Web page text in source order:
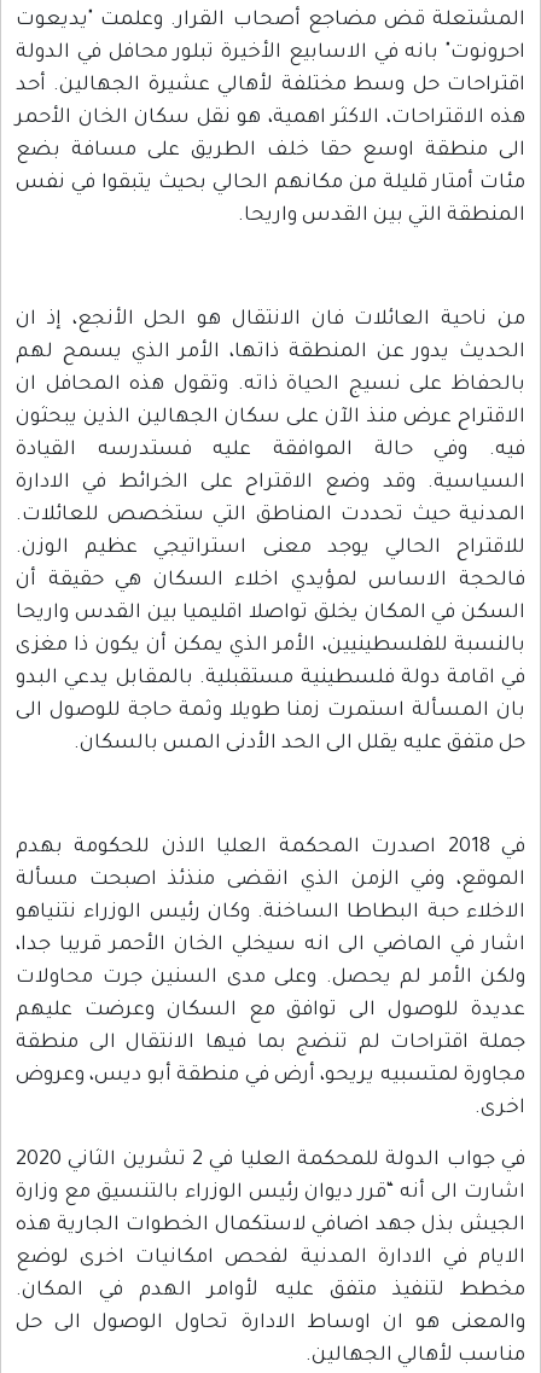
المشتعلة قض مضاجع أصحاب القرار. وعلمت "يديعوت
احرونوت" بانه في الاسابيع الأخيرة تبلور محافل في الدولة
اقتراحات حل وسط مختلفة لأهالي عشيرة الجهالين. أحد
هذه الاقتراحات، الاكثر اهمية، هو نقل سكان الخان الأحمر
الى منطقة اوسع حقا خلف الطريق على مسافة بضع
مئات أمتار قليلة من مكانهم الحالي بحيث يتبقوا في نفس
المنطقة التي بين القدس واريحا.
من ناحية العائلات فان الانتقال هو الحل الأنجع، إذ ان
الحديث يدور عن المنطقة ذاتها، الأمر الذي يسمح لهم
بالحفاظ على نسيج الحياة ذاته. وتقول هذه المحافل ان
الاقتراح عرض منذ الآن على سكان الجهالين الذين يبحثون
فيه. وفي حالة الموافقة عليه فستدرسه القيادة
السياسية. وقد وضع الاقتراح على الخرائط في الادارة
المدنية حيث تحددت المناطق التي ستخصص للعائلات.
للاقتراح الحالي يوجد معنى استراتيجي عظيم الوزن.
فالحجة الاساس لمؤيدي اخلاء السكان هي حقيقة أن
السكن في المكان يخلق تواصلا اقليميا بين القدس واريحا
بالنسبة للفلسطينيين، الأمر الذي يمكن أن يكون ذا مغزى
في اقامة دولة فلسطينية مستقبلية. بالمقابل يدعي البدو
بان المسألة استمرت زمنا طويلا وثمة حاجة للوصول الى
حل متفق عليه يقلل الى الحد الأدنى المس بالسكان.
في 2018 اصدرت المحكمة العليا الاذن للحكومة بهدم
الموقع، وفي الزمن الذي انقضى منذئذ اصبحت مسألة
الاخلاء حبة البطاطا الساخنة. وكان رئيس الوزراء نتنياهو
اشار في الماضي الى انه سيخلي الخان الأحمر قريبا جدا،
ولكن الأمر لم يحصل. وعلى مدى السنين جرت محاولات
عديدة للوصول الى توافق مع السكان وعرضت عليهم
جملة اقتراحات لم تنضج بما فيها الانتقال الى منطقة
مجاورة لمتسبيه يريحو، أرض في منطقة أبو ديس، وعروض
اخرى.
في جواب الدولة للمحكمة العليا في 2 تشرين الثاني 2020
اشارت الى أنه “قرر ديوان رئيس الوزراء بالتنسيق مع وزارة
الجيش بذل جهد اضافي لاستكمال الخطوات الجارية هذه
الايام في الادارة المدنية لفحص امكانيات اخرى لوضع
مخطط لتنفيذ متفق عليه لأوامر الهدم في المكان.
والمعنى هو ان اوساط الادارة تحاول الوصول الى حل
مناسب لأهالي الجهالين.